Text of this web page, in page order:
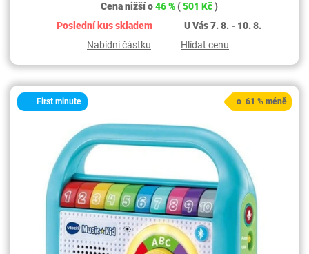
Cena nižší o46 %(501 Kč)
Poslední kus skladem
U Vás 7. 8. - 10. 8.
Nabídni částku
Hlídat cenu
First minute o 61 % méně